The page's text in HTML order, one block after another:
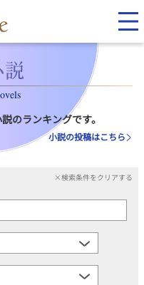
のランキングです。
小説の投稿はこちら
×検索条件をクリアする